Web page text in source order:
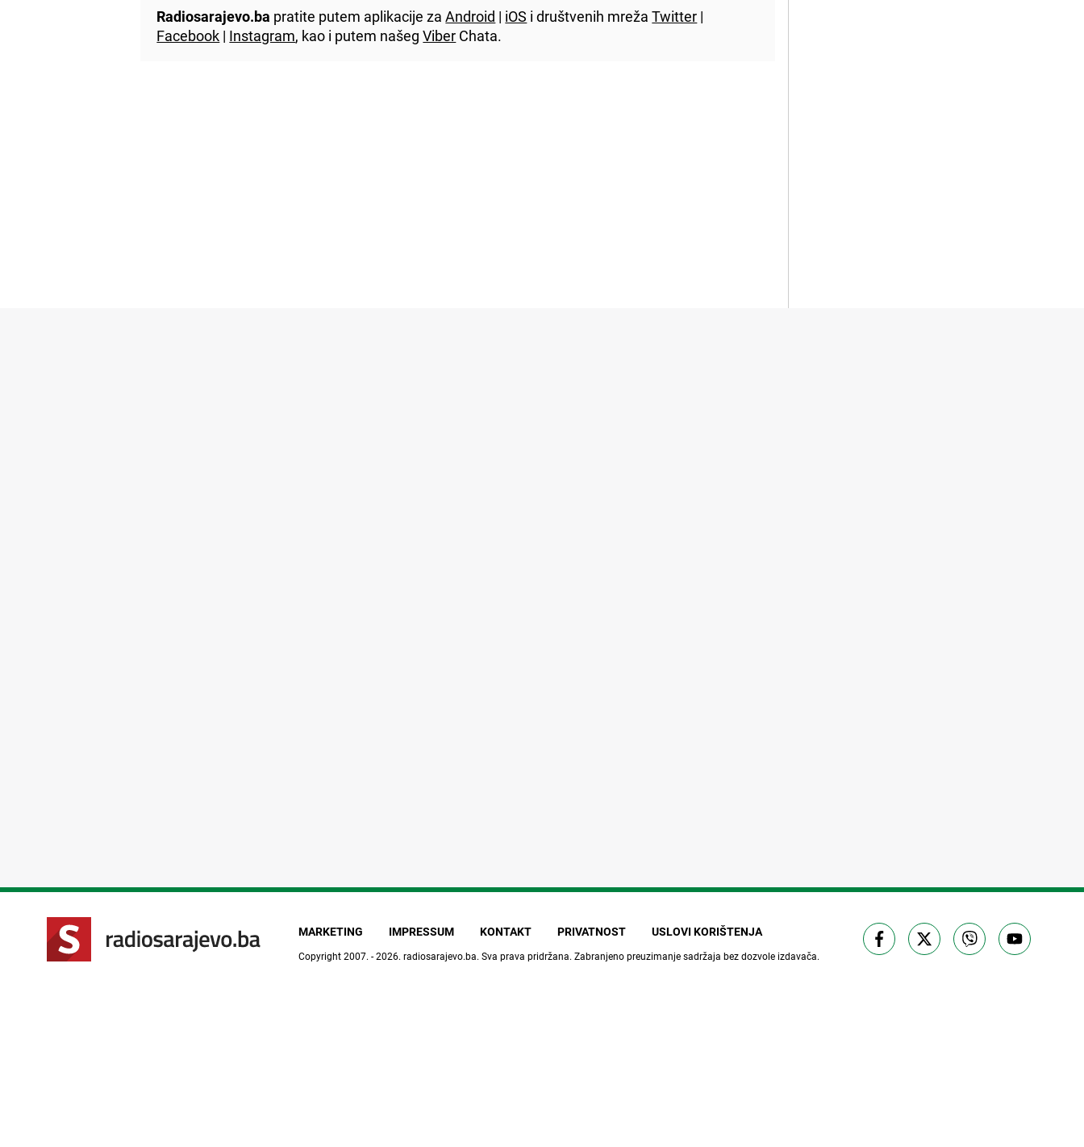
Radiosarajevo.ba pratite putem aplikacije zaAndroid | iOS i društvenih mrežaTwitter |
Facebook | Instagram, kao i putem našegViber Chata.
MARKETING IMPRESSUM KONTAKT PRIVATNOST USLOVI KORIŠTENJA
Copyright 2007. - 2026. radiosarajevo.ba. Sva prava pridržana. Zabranjeno preuzimanje sadržaja bez dozvole izdavača.